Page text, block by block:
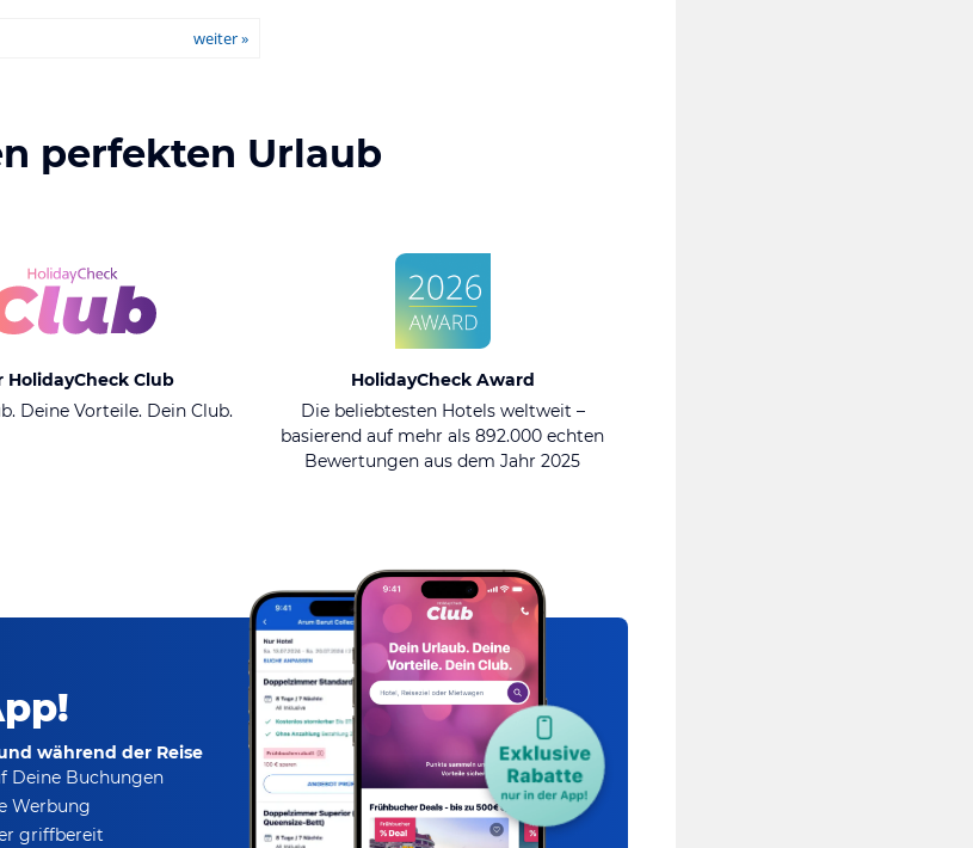
weiter »
perfekten Urlaub
HolidayCheck Club
Deine Vorteile. Dein Club.
HolidayCheck Award
Die beliebtesten Hotels weltweit –
basierend auf mehr als 892.000 echten
Bewertungen aus dem Jahr 2025
während der Reise
Deine Buchungen
Werbung
griffbereit